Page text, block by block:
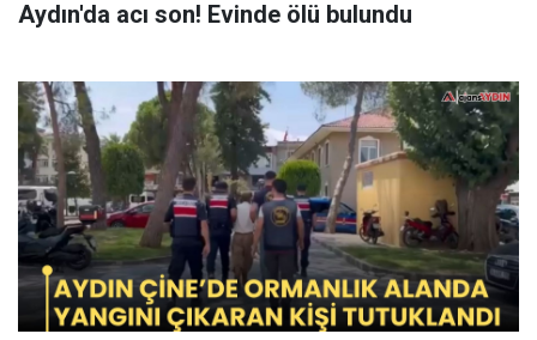
Aydın'da acı son! Evinde ölü bulundu